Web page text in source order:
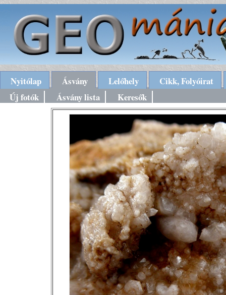
Nyitólap Ásvány Lelőhely
Cikk, Folyóirat
Új fotók
Ásvány lista Keresők